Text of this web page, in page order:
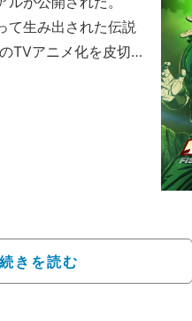
て生み出された伝説
TVアニメ化を皮切
続きを読む